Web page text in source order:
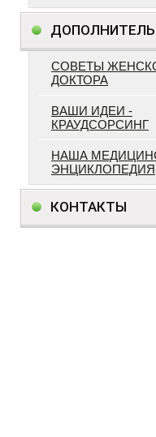
СОВЕТЫ
ДОКТОРА
ВАШИ ИДЕИ -
КРАУДСОРСИНГ
НАША
ЭНЦИКЛОПЕДИЯ
КОНТАКТЫ